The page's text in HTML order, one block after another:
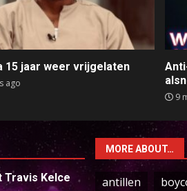
15 jaar weer vrijgelaten
ago
9
Kelce
MORE ABOUT…
antillen